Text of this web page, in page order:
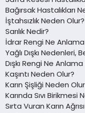
Bağırsak Hastalıkları
İştahsızlık Neden Olur?
Sarılık Nedir?
İdrar Rengi Ne
Yağlı Dışkı Nedenleri,
Dışkı Rengi Ne
Kaşıntı Neden Olur?
Karın Şişliği Neden
Karında Sıvı Birikmesi
Sırta Vuran Karın